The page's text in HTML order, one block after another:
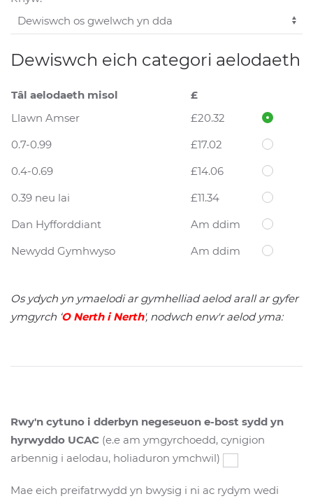
Dewiswch eich categori aelodaeth
Tâl aelodaeth misol
£
Llawn Amser
£20.32
0.7-0.99
£17.02
0.4-0.69
£14.06
0.39 neu lai
£11.34
Dan Hyfforddiant
Am ddim
Newydd Gymhwyso
Am ddim
Os ydych yn ymaelodi ar gymhelliad aelod arall ar gyfer
ymgyrch ‘ O Nerth i Nerth', nodwch enw'r aelod yma:
Rwy'n cytuno i dderbyn negeseuon e-bost sydd yn
hyrwyddo UCAC (e.e am ymgyrchoedd, cynigion
arbennig i aelodau, holiaduron ymchwil)
Mae eich preifatrwydd yn bwysig i ni ac rydym wedi